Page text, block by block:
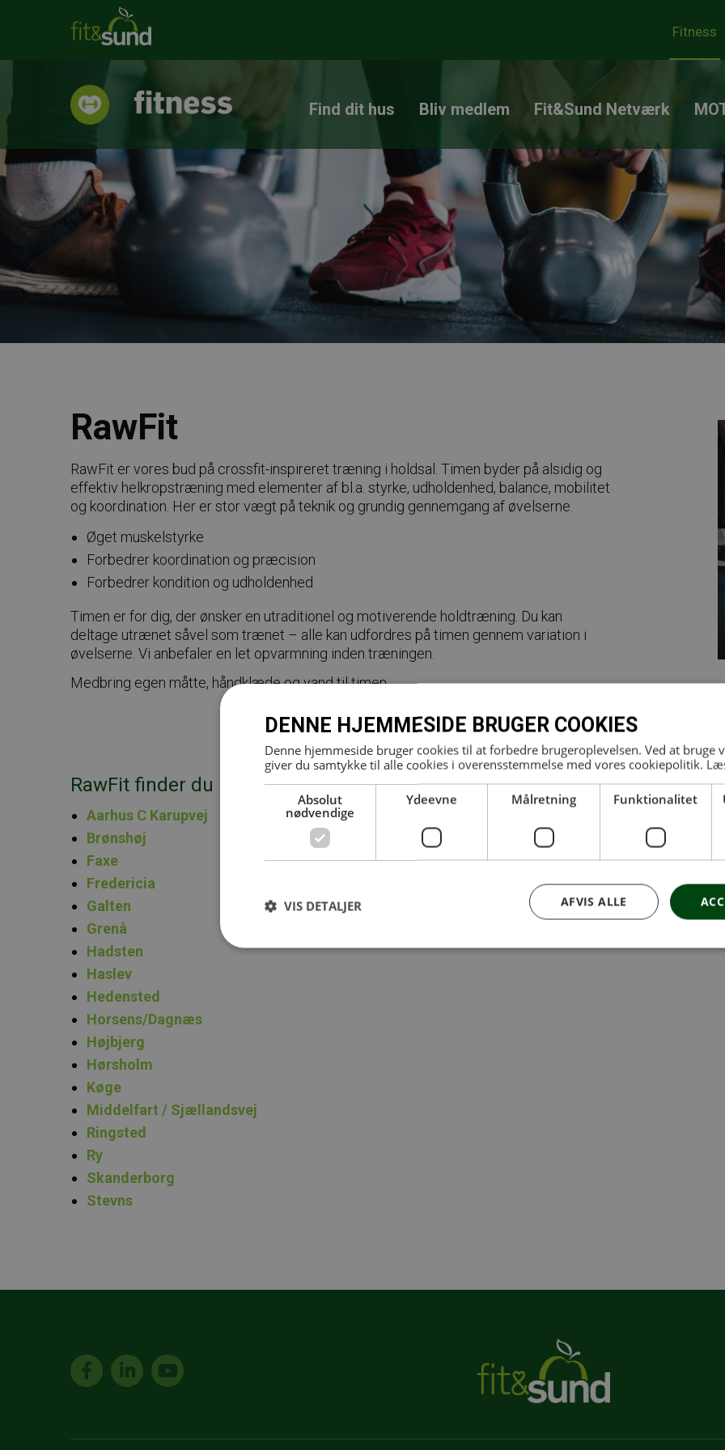
Fitness
Find dit hus Bliv medlem Fit&Sund Netværk
RawFit
RawFit er vores bud på crossfit-inspireret træning i holdsal. Timen byder på alsidig og
effektiv helkropstræning med elementer af bl.a. styrke, udholdenhed, balance, mobilitet
og koordination. Her er stor vægt på teknik og grundig gennemgang af øvelserne.
Øget muskelstyrke
Forbedrer koordination og præcision
Forbedrer kondition og udholdenhed
Timen er for dig, der ønsker en utraditionel og motiverende holdtræning. Du kan
deltage utrænet såvel som trænet – alle kan udfordres på timen gennem variation i
øvelserne. Vi anbefaler en let opvarmning inden træningen.
Medbring egen måtte, håndklæde og vand til timen.
RawFit finder du i følgende Fit&Sund huse:
Aarhus C Karupvej
Brønshøj
Faxe
Fredericia
Galten
Grenå
Hadsten
Haslev
Hedensted
Horsens/Dagnæs
Højbjerg
Hørsholm
Køge
Middelfart / Sjællandsvej
Ringsted
Ry
Skanderborg
Stevns
DENNE HJEMMESIDE BRUGER COOKIES
Denne hjemmeside bruger cookies til at forbedre brugeroplevelsen. Ved at bruge
giver du samtykke til alle cookies i overensstemmelse med vores cookiepolitik.
Absolut
nødvendige
Ydeevne Målretning Funktionalitet
AFVIS ALLE
VIS DETALJER